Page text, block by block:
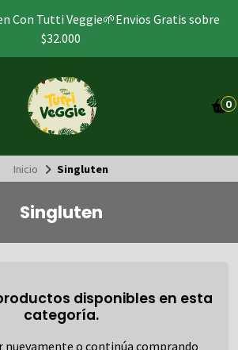
Con Tutti Veggie🌱Envios Gratis sobre
$32.000
0
Inicio Singluten
Singluten
disponibles en esta
categoría.
nuevamente o continúa comprando